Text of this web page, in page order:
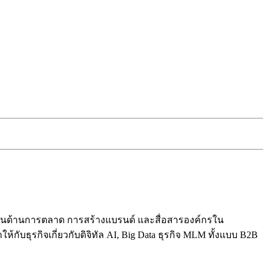
ด้านการตลาด การสร้างแบรนด์ และสื่อสารองค์กรใน
กับธุรกิจเกี่ยวกับดิจิทัล AI, Big Data ธุรกิจ MLM ทั้งแบบ B2B